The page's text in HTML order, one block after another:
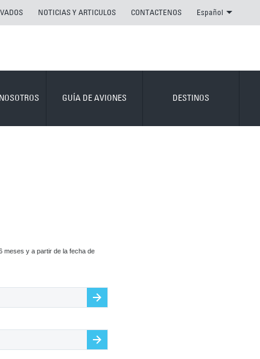
NOTICIAS Y ARTICULOS CONTACTENOS Español
GUÍA DE AVIONES DESTINOS
meses y a partir de la fecha de
Browse
Browse